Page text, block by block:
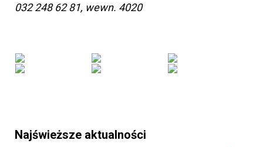
032 248 62 81, wewn. 4020
Najświeższe aktualności